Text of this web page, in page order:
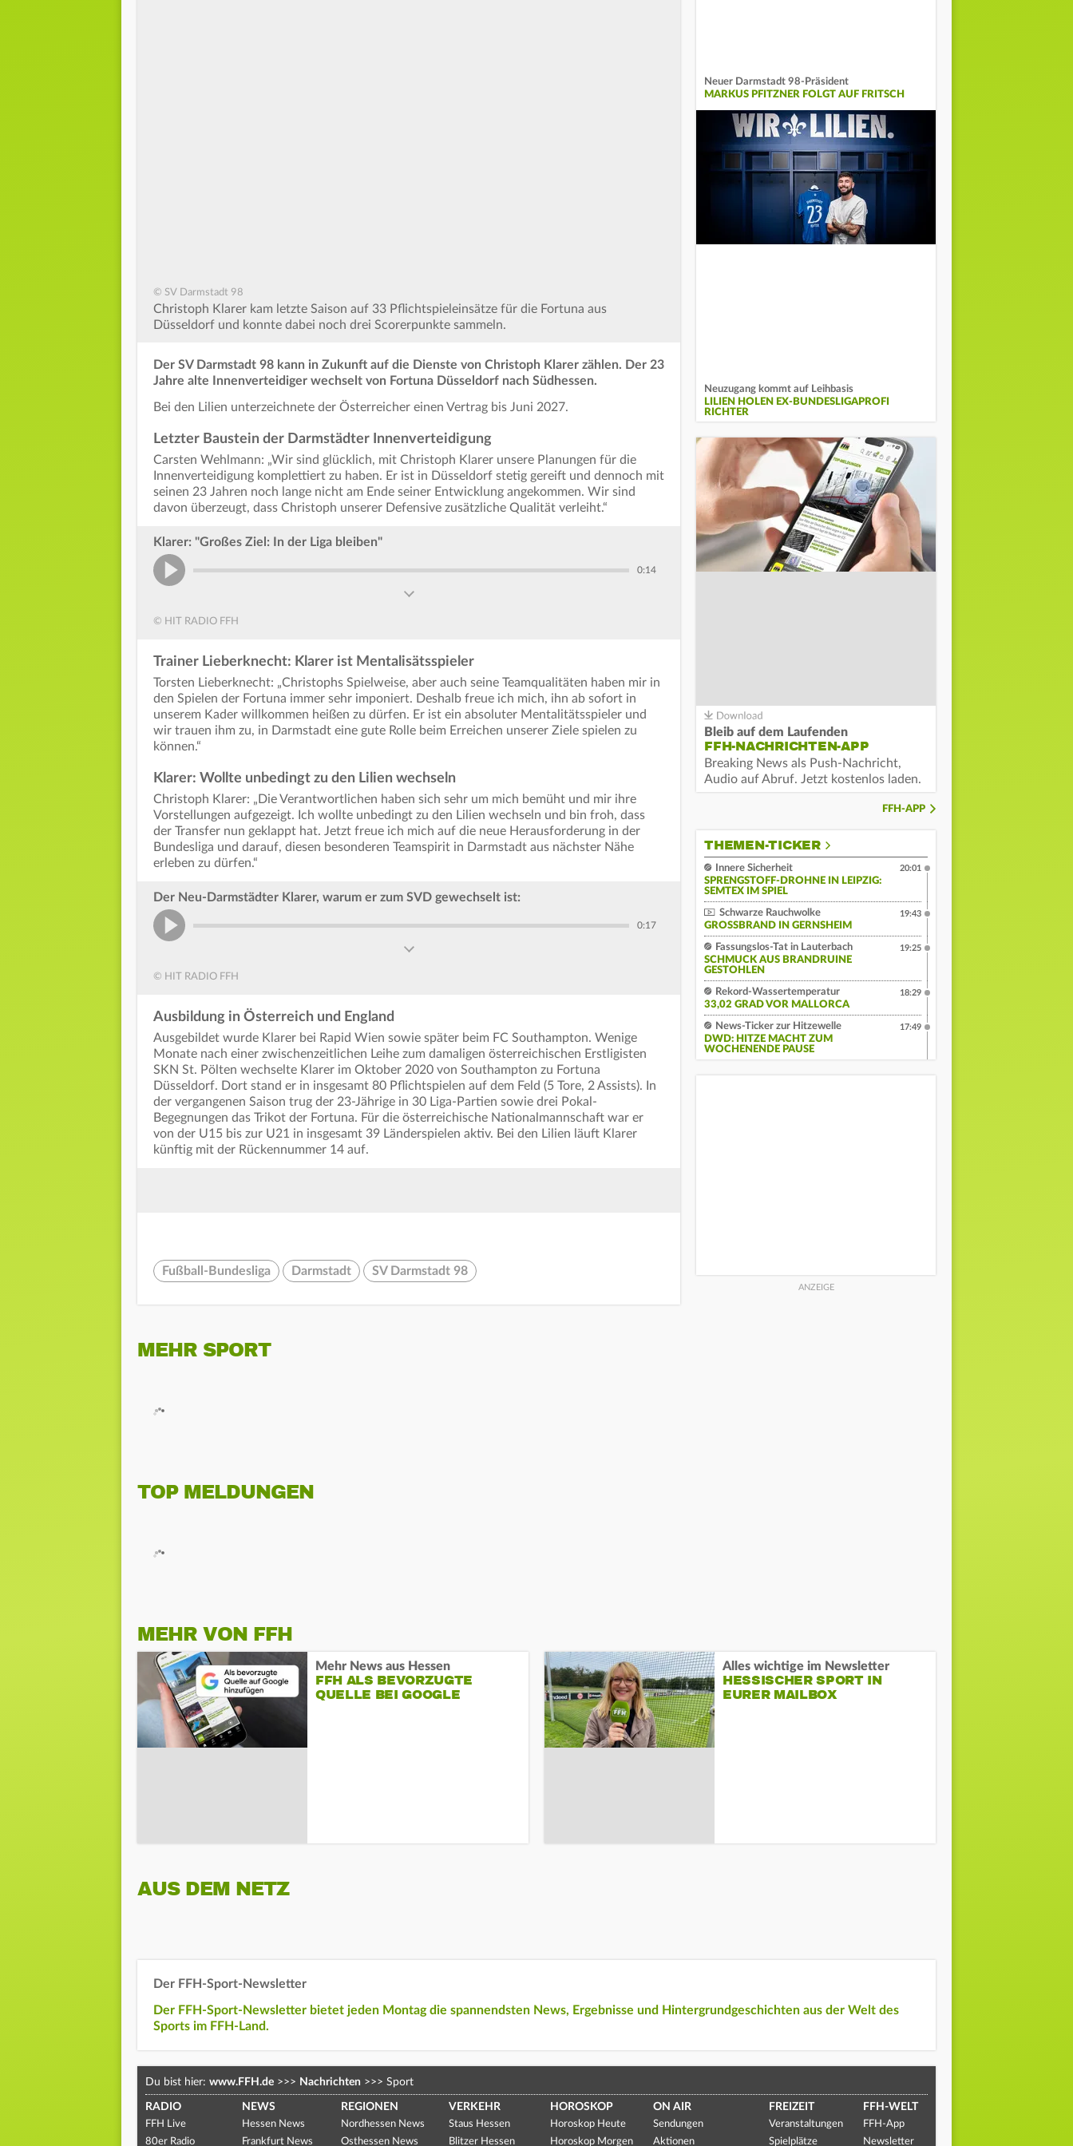
© SV Darmstadt 98
Christoph Klarer kam letzte Saison auf 33 Pflichtspieleinsätze für die Fortuna aus
Düsseldorf und konnte dabei noch drei Scorerpunkte sammeln.
Der SV Darmstadt 98 kann in Zukunft auf die Dienste von Christoph Klarer zählen. Der 23
Jahre alte Innenverteidiger wechselt von Fortuna Düsseldorf nach Südhessen.
Bei den Lilien unterzeichnete der Österreicher einen Vertrag bis Juni 2027.
Letzter Baustein der Darmstädter Innenverteidigung
Carsten Wehlmann: „Wir sind glücklich, mit Christoph Klarer unsere Planungen für die
Innenverteidigung komplettiert zu haben. Er ist in Düsseldorf stetig gereift und dennoch mit
seinen 23 Jahren noch lange nicht am Ende seiner Entwicklung angekommen. Wir sind
davon überzeugt, dass Christoph unserer Defensive zusätzliche Qualität verleiht.“
Klarer: "Großes Ziel: In der Liga bleiben"
0:14
© HIT RADIO FFH
Trainer Lieberknecht: Klarer ist Mentalisätsspieler
Torsten Lieberknecht: „Christophs Spielweise, aber auch seine Teamqualitäten haben mir in
den Spielen der Fortuna immer sehr imponiert. Deshalb freue ich mich, ihn ab sofort in
unserem Kader willkommen heißen zu dürfen. Er ist ein absoluter Mentalitätsspieler und
wir trauen ihm zu, in Darmstadt eine gute Rolle beim Erreichen unserer Ziele spielen zu
können.“
Klarer: Wollte unbedingt zu den Lilien wechseln
Christoph Klarer: „Die Verantwortlichen haben sich sehr um mich bemüht und mir ihre
Vorstellungen aufgezeigt. Ich wollte unbedingt zu den Lilien wechseln und bin froh, dass
der Transfer nun geklappt hat. Jetzt freue ich mich auf die neue Herausforderung in der
Bundesliga und darauf, diesen besonderen Teamspirit in Darmstadt aus nächster Nähe
erleben zu dürfen.“
Der Neu-Darmstädter Klarer, warum er zum SVD gewechselt ist:
0:17
© HIT RADIO FFH
Ausbildung in Österreich und England
Ausgebildet wurde Klarer bei Rapid Wien sowie später beim FC Southampton. Wenige
Monate nach einer zwischenzeitlichen Leihe zum damaligen österreichischen Erstligisten
SKN St. Pölten wechselte Klarer im Oktober 2020 von Southampton zu Fortuna
Düsseldorf. Dort stand er in insgesamt 80 Pflichtspielen auf dem Feld (5 Tore, 2 Assists). In
der vergangenen Saison trug der 23-Jährige in 30 Liga-Partien sowie drei Pokal-
Begegnungen das Trikot der Fortuna. Für die österreichische Nationalmannschaft war er
von der U15 bis zur U21 in insgesamt 39 Länderspielen aktiv. Bei den Lilien läuft Klarer
künftig mit der Rückennummer 14 auf.
Fußball-Bundesliga Darmstadt SV Darmstadt 98
Neuer Darmstadt 98-Präsident
MARKUS PFITZNER FOLGT AUF FRITSCH
Neuzugang kommt auf Leihbasis
LILIEN HOLEN EX-BUNDESLIGAPROFI
RICHTER
Bleib auf dem Laufenden
FFH-NACHRICHTEN-APP
Breaking News als Push-Nachricht,
Audio auf Abruf. Jetzt kostenlos laden.
FFH-APP
THEMEN-TICKER
Innere Sicherheit
SPRENGSTOFF-DROHNE IN LEIPZIG:
SEMTEX IM SPIEL
20:01
Schwarze Rauchwolke
GROSSBRAND IN GERNSHEIM
19:43
Fassungslos-Tat in Lauterbach
SCHMUCK AUS BRANDRUINE
GESTOHLEN
19:25
Rekord-Wassertemperatur
33,02 GRAD VOR MALLORCA
18:29
News-Ticker zur Hitzewelle
DWD: HITZE MACHT ZUM
WOCHENENDE PAUSE
17:49
MEHR SPORT
TOP MELDUNGEN
MEHR VON FFH
Mehr News aus Hessen
FFH ALS BEVORZUGTE
QUELLE BEI GOOGLE
Alles wichtige im Newsletter
HESSISCHER SPORT IN
EURER MAILBOX
AUS DEM NETZ
Der FFH-Sport-Newsletter
Der FFH-Sport-Newsletter bietet jeden Montag die spannendsten News, Ergebnisse und Hintergrundgeschichten aus der Welt des
Sports im FFH-Land.
Du bist hier: www.FFH.de >>> Nachrichten >>> Sport
RADIO
FFH Live
80er Radio
NEWS
Hessen News
Frankfurt News
REGIONEN
Nordhessen News
Osthessen News
VERKEHR
Staus Hessen
Blitzer Hessen
HOROSKOP
Horoskop Heute
Horoskop Morgen
ON AIR
Sendungen
Aktionen
FREIZEIT
Veranstaltungen
Spielplätze
FFH-WELT
FFH-App
Newsletter